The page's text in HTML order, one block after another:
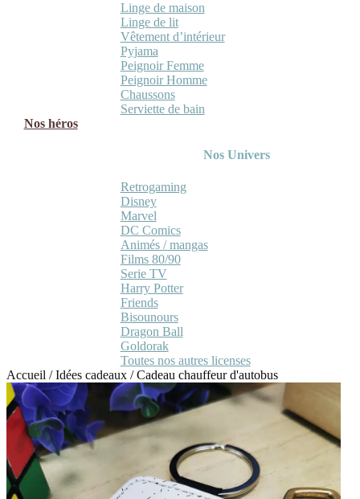
Linge de maison
Linge de lit
Vêtement d’intérieur
Pyjama
Peignoir Femme
Peignoir Homme
Chaussons
Serviette de bain
Nos héros
Nos Univers
Retrogaming
Disney
Marvel
DC Comics
Animés / mangas
Films 80/90
Serie TV
Harry Potter
Friends
Bisounours
Dragon Ball
Goldorak
Toutes nos autres licenses
Accueil /Idées cadeaux /Cadeau chauffeur d'autobus